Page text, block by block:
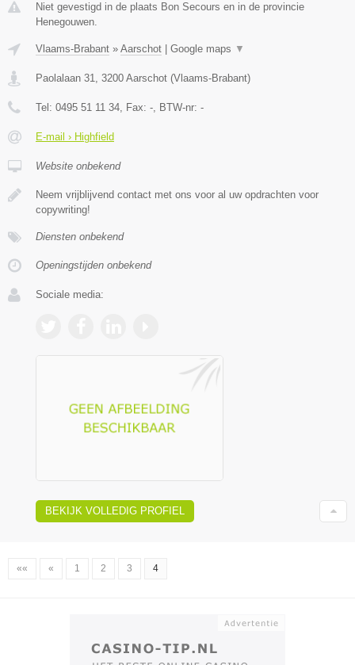
Niet gevestigd in de plaats Bon Secours en in de provincie
Henegouwen.
Vlaams-Brabant » Aarschot Google maps ▼
Paolalaan 31, 3200 Aarschot (Vlaams-Brabant)
Tel: 0495 51 11 34, Fax: -, BTW-nr: -
E-mail › Highfield
Website onbekend
Neem vrijblijvend contact met ons voor al uw opdrachten voor
copywriting!
Diensten onbekend
Openingstijden onbekend
Sociale media:
BEKIJK VOLLEDIG PROFIEL
«« « 1 2 3 4